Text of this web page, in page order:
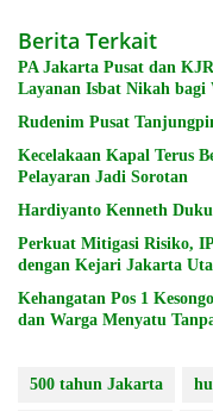
Berita Terkait
PA Jakarta Pusat dan
Layanan Isbat Nikah bagi
Rudenim Pusat
Kecelakaan Kapal Terus
Pelayaran Jadi Sorotan
Hardiyanto Kenneth
Perkuat Mitigasi Risiko,
dengan Kejari Jakarta
Kehangatan Pos 1
dan Warga Menyatu
500 tahun Jakarta